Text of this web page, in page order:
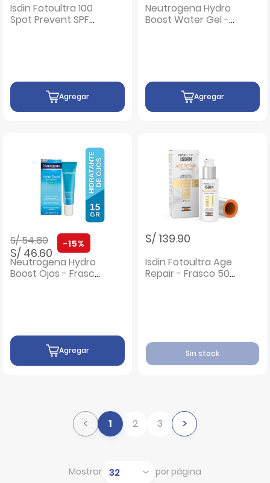
Isdin Fotoultra 100
Spot Prevent SPF
Agregar
Neutrogena Hydro
Boost Water Gel -
Agregar
Precio rebajado de
S/ 54.80a
S/ 46.60
-15%
Neutrogena Hydro
Boost Ojos - Frasco
Agregar
S/ 139.90
Isdin Fotoultra Age
Repair - Frasco 50
Sin stock
< 1 2 3 >
Mostrar Mostrarpor página